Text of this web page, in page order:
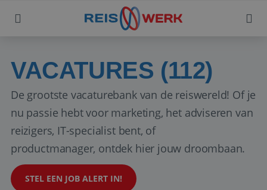
VACATURES (112)
De grootste vacaturebank van de reiswereld! Of je
nu passie hebt voor marketing, het adviseren van
reizigers, IT-specialist bent, of
productmanager, ontdek hier jouw droombaan.
STEL EEN JOB ALERT IN!